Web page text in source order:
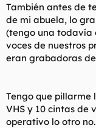
También antes de
de mi abuela, lo
(tengo una todavía
voces de nuestros
eran grabadoras
Tengo que
VHS y 10 cintas de
operativo lo otro no.